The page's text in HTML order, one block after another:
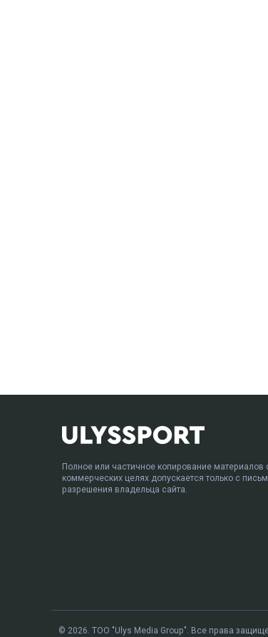
Полное или частичное копирование материалов
коммерческих целях допускается только с
разрешения владельца сайта.
© 2026. ТОО "Ulys Media Group". Все права